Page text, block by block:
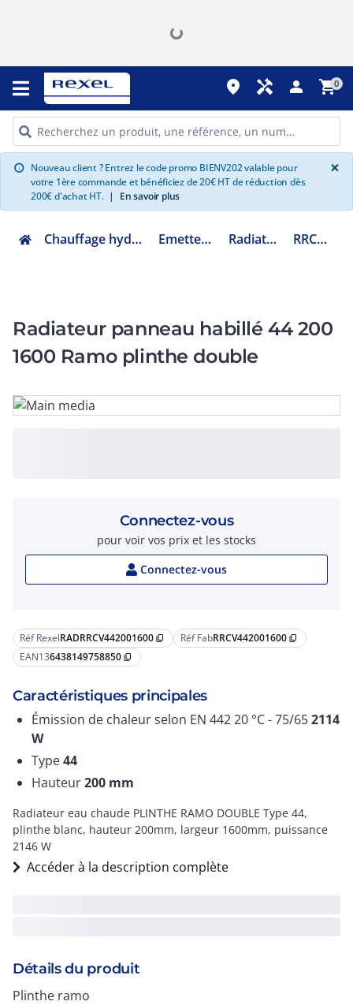
place handyman person shopping_cart0
info Nouveau client ? Entrez le code promo BIENV202 valable pour
votre 1ère commande et bénéficiez de 20€ HT de réduction dès
200€ d'achat HT. | En savoir plus
×
Chauffage hydraulique et plomberie Emetteur eau chaude Radiateur décoratif RRCV442001600
Radiateur panneau habillé 44 200
1600 Ramo plinthe double
Réf RexelRADRRCV442001600 content_copy Réf FabRRCV442001600 content_copy
EAN136438149758850 content_copy
Caractéristiques principales
Émission de chaleur selon EN 442 20 °C - 75/652114
W
Type44
Hauteur200 mm
Radiateur eau chaude PLINTHE RAMO DOUBLE Type 44,
plinthe blanc, hauteur 200mm, largeur 1600mm, puissance
2146 W
Accéder à la description complète
Détails du produit
Plinthe ramo
Connectez-vous
pour voir vos prix et les stocks
Connectez-vous